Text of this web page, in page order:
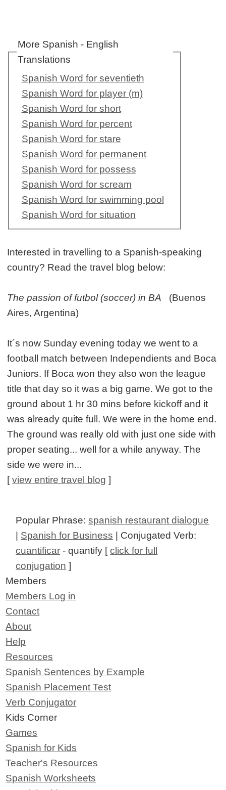
More Spanish - English
Translations
Spanish Word for seventieth
Spanish Word for player (m)
Spanish Word for short
Spanish Word for percent
Spanish Word for stare
Spanish Word for permanent
Spanish Word for possess
Spanish Word for scream
Spanish Word for swimming pool
Spanish Word for situation
Interested in travelling to a Spanish-speaking
country? Read the travel blog below:
The passion of futbol (soccer) in BA (Buenos
Aires, Argentina)
It´s now Sunday evening today we went to a
football match between Independients and Boca
Juniors. If Boca won they also won the league
title that day so it was a big game. We got to the
ground about 1 hr 30 mins before kickoff and it
was already quite full. We were in the home end.
The ground was really old with just one side with
proper seating... well for a while anyway. The
side we were in...
[view entire travel blog ]
Popular Phrase:spanish restaurant dialogue
| Spanish for Business | Conjugated Verb:
cuantificar - quantify [click for full
conjugation ]
Members
Members Log in
Contact
About
Help
Resources
Spanish Sentences by Example
Spanish Placement Test
Verb Conjugator
Kids Corner
Games
Spanish for Kids
Teacher's Resources
Spanish Worksheets